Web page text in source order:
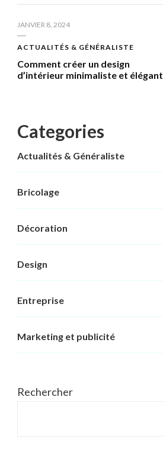
JANVIER 8, 2024
ACTUALITÉS & GÉNÉRALISTE
Comment créer un design
d’intérieur minimaliste et élégant.
Categories
Actualités & Généraliste
Bricolage
Décoration
Design
Entreprise
Marketing et publicité
Rechercher